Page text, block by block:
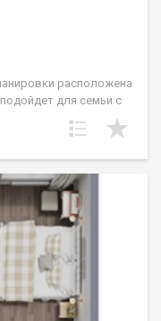
расположена
для семьи с
Сергиев Посад.